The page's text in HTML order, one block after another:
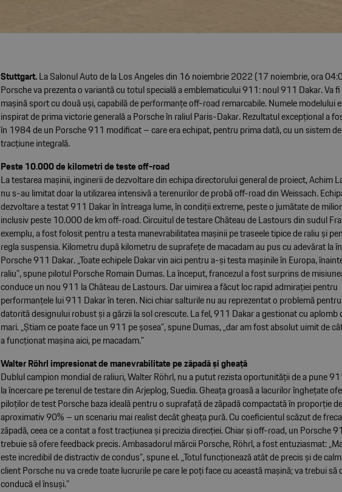
Stuttgart.La Salonul Auto de la Los Angeles din 16 noiembrie 2022 (17 noiembrie, ora
Porsche va prezenta o variantă cu totul specială a emblematicului 911: noul 911 Dakar. Va
mașină sport cu două uși, capabilă de performanțe off-road remarcabile. Numele modelului
inspirat de prima victorie generală a Porsche în raliul Paris-Dakar. Rezultatul excepțional a
în 1984 de un Porsche 911 modificat – care era echipat, pentru prima dată, cu un sistem de
tracțiune integrală.
Peste 10.000 de kilometri de teste off-road
La testarea mașinii, inginerii de dezvoltare din echipa directorului general de proiect, Achim
nu s-au limitat doar la utilizarea intensivă a terenurilor de probă off-road din Weissach.
dezvoltare a testat 911 Dakar în întreaga lume, în condiții extreme, peste o jumătate de
inclusiv peste 10.000 de km off-road. Circuitul de testare Château de Lastours din sudul
exemplu, a fost folosit pentru a testa manevrabilitatea mașinii pe traseele tipice de raliu și
regla suspensia. Kilometru după kilometru de suprafețe de macadam au pus cu adevărat la
Porsche 911 Dakar. „Toate echipele Dakar vin aici pentru a-și testa mașinile în Europa,
raliu”, spune pilotul Porsche Romain Dumas. La început, francezul a fost surprins de
conduce un nou 911 la Château de Lastours. Dar uimirea a făcut loc rapid admirației pentru
performanțele lui 911 Dakar în teren. Nici chiar salturile nu au reprezentat o problemă
datorită designului robust și a gărzii la sol crescute. La fel, 911 Dakar a gestionat cu
mari. „Știam ce poate face un 911 pe șosea”, spune Dumas, „dar am fost absolut uimit de
a funcționat mașina aici, pe macadam.”
Walter Röhrl impresionat de manevrabilitate pe zăpadă și gheață
Dublul campion mondial de raliuri, Walter Röhrl, nu a putut rezista oportunității de a pune
la încercare pe terenul de testare din Arjeplog, Suedia. Gheața groasă a lacurilor înghețate
piloților de test Porsche baza ideală pentru o suprafață de zăpadă compactată în proporție de
aproximativ 90% – un scenariu mai realist decât gheața pură. Cu coeficientul scăzut de
zăpadă, ceea ce a contat a fost tracțiunea și precizia direcției. Chiar și off-road, un Porsche
trebuie să ofere feedback precis. Ambasadorul mărcii Porsche, Röhrl, a fost entuziasmat:
este incredibil de distractiv de condus”, spune el. „Totul funcționează atât de precis și de
client Porsche nu va crede toate lucrurile pe care le poți face cu această mașină; va trebui să
conducă el însuși.”